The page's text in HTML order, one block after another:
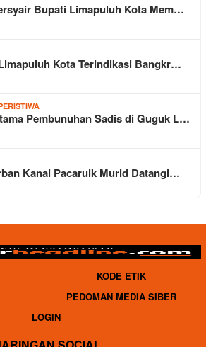
Bupati Limapuluh Kota Mem…
Kota Terindikasi Bangkr…
Pembunuhan Sadis di Guguk L…
Kanai Pacaruik Murid Datangi…
KODE ETIK
PEDOMAN MEDIA SIBER
LOGIN